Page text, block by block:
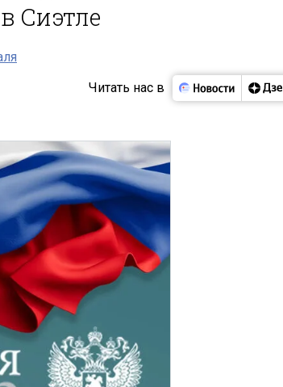
Сиэтле
Читать нас в